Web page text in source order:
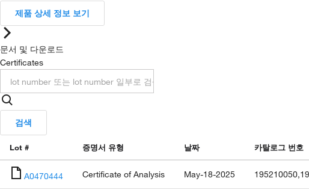
제품 상세 정보 보기
문서 및 다운로드
Certificates
검색
Lot # 증명서 유형 날짜 카탈로그 번호
A0470444 Certificate of Analysis May-18-2025 195210050,